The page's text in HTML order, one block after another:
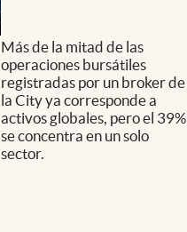
Más de la mitad de las
operaciones bursátiles
registradas por un broker de
la City ya corresponde a
activos globales, pero el 39%
se concentra en un solo
sector.